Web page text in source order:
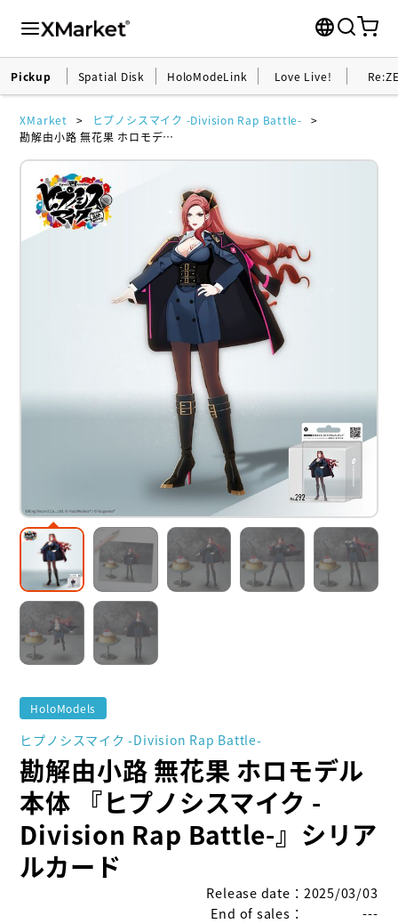
Pickup Spatial Disk HoloModeLink Love Live!
XMarket
ヒプノシスマイク -Division Rap Battle-
勘解由小路 無花果 ホロモデル本体 『ヒプノシスマイク -Division Rap Battle-』シリアルカード
HoloModels
ヒプノシスマイク -Division Rap Battle-
勘解由小路 無花果 ホロモデル
本体 『ヒプノシスマイク -
Division Rap Battle-』シリア
ルカード
Release date ： 2025/03/03
End of sales ： ---